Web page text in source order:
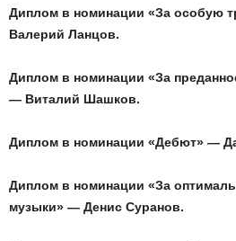
Диплом в номинации «За особую
Валерий Ланцов.
Диплом в номинации «За
— Виталий Шашков.
Диплом в номинации «Дебют» —
Диплом в номинации «За
музыки» — Денис Суранов.